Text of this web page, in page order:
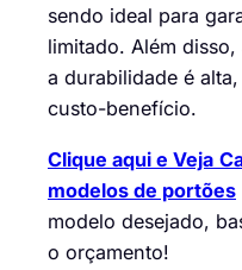
sendo ideal para
limitado. Além
a durabilidade é
custo-benefício.
Clique aqui e Veja
modelos de portões
modelo desejado,
o orçamento!